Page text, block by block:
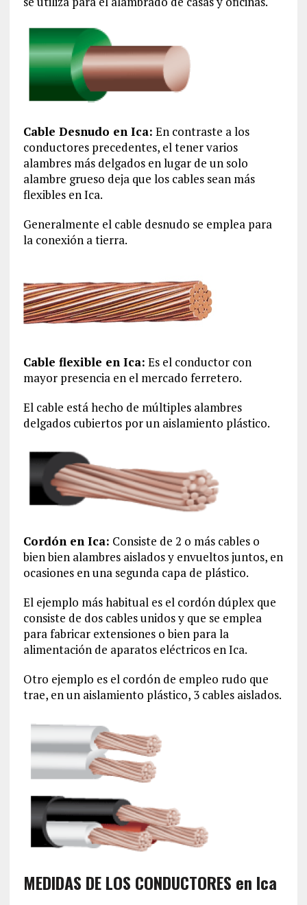
Cable Desnudo en Ica: En contraste a los
conductores precedentes, el tener varios
alambres más delgados en lugar de un solo
alambre grueso deja que los cables sean más
flexibles en Ica.
Generalmente el cable desnudo se emplea para
la conexión a tierra.
Cable flexible en Ica: Es el conductor con
mayor presencia en el mercado ferretero.
El cable está hecho de múltiples alambres
delgados cubiertos por un aislamiento plástico.
Cordón en Ica: Consiste de 2 o más cables o
bien bien alambres aislados y envueltos juntos, en
ocasiones en una segunda capa de plástico.
El ejemplo más habitual es el cordón dúplex que
consiste de dos cables unidos y que se emplea
para fabricar extensiones o bien para la
alimentación de aparatos eléctricos en Ica.
Otro ejemplo es el cordón de empleo rudo que
trae, en un aislamiento plástico, 3 cables aislados.
MEDIDAS DE LOS CONDUCTORES en Ica